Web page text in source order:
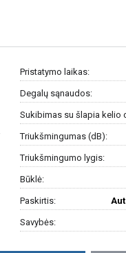
Pristatymo laikas:
Degalų sąnaudos:
Sukibimas su šlapia kelio
Triukšmingumas (dB):
Triukšmingumo lygis:
Būklė:
Paskirtis:
Savybės: